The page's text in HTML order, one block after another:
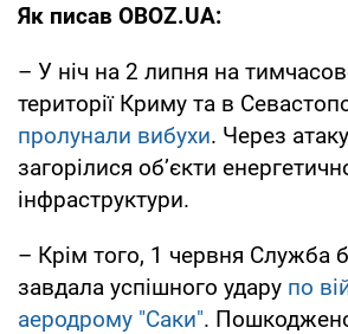
Як писав OBOZ.UA:
– У ніч на 2 липня на
території Криму та в
пролунали вибухи. Через
загорілися об’єкти
інфраструктури.
– Крім того, 1 червня Служба
завдала успішного удару по
аеродрому "Саки".